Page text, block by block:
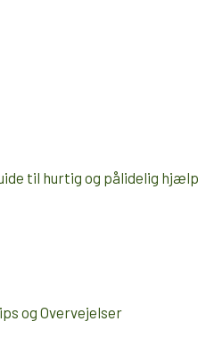
til hurtig og pålidelig hjælp
og Overvejelser